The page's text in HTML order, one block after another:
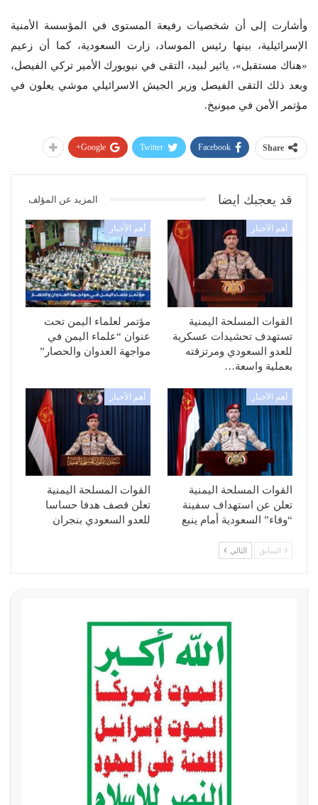
وأشارت إلى أن شخصيات رفيعة المستوى في المؤسسة الأمنية
الإسرائيلية، بينها رئيس الموساد، زارت السعودية، كما أن زعيم
«هناك مستقبل»، يائير لبيد، التقى في نيويورك الأمير تركي الفيصل،
وبعد ذلك التقى الفيصل وزير الجيش الاسرائيلي موشي يعلون في
مؤتمر الأمن في ميونيخ.
Share
Facebook
Twitter
Google+
قد يعجبك ايضا المزيد عن المؤلف
أهم الأخبار
القوات المسلحة اليمنية
تستهدف تحشيدات عسكرية
للعدو السعودي ومرتزقته
بعملية واسعة…
أهم الأخبار
مؤتمر لعلماء اليمن تحت
عنوان “علماء اليمن في
مواجهة العدوان والحصار”
أهم الأخبار
القوات المسلحة اليمنية
تعلن عن استهداف سفينة
“وفاء” السعودية أمام ينبع
أهم الأخبار
القوات المسلحة اليمنية
تعلن قصف هدفا حساسا
للعدو السعودي بنجران
السابق التالي